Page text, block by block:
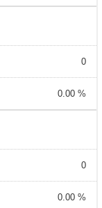
0
0.00 %
0
0.00 %